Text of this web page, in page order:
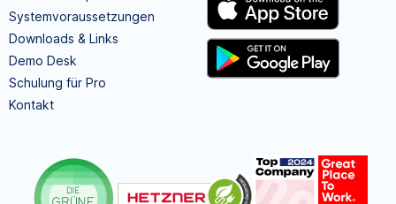
Systemvoraussetzungen
Downloads & Links
Demo Desk
Schulung für Pro
Kontakt